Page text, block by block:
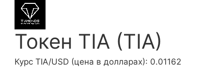
Токен TIA (TIA)
Курс TIA/USD (цена в долларах): 0.01162